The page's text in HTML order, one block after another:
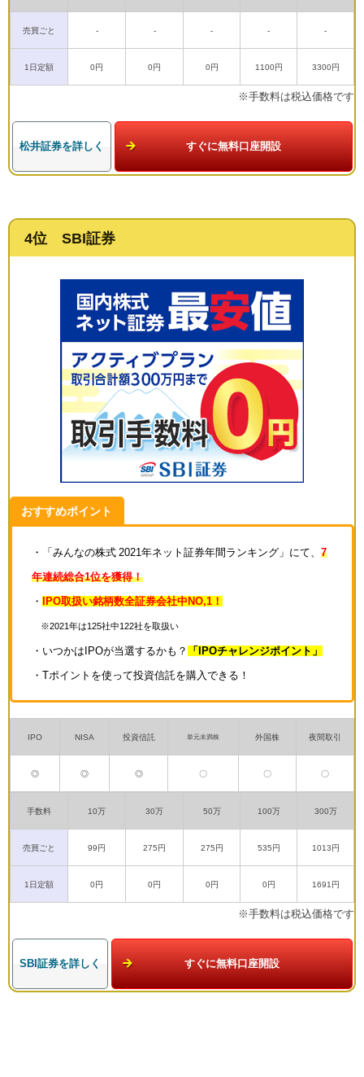
売買ごと - - - - -
1日定額 0円 0円 0円 1100円 3300円
※手数料は税込価格です
松井証券を詳しく すぐに無料口座開設
4位 SBI証券
おすすめポイント
・「みんなの株式 2021年ネット証券年間ランキング」にて、 7
年連続総合1位を獲得！
・ IPO取扱い銘柄数全証券会社中NO,1！
※2021年は125社中122社を取扱い
・いつかはIPOが当選するかも？ 「IPOチャレンジポイント」
・Tポイントを使って投資信託を購入できる！
IPO NISA 投資信託 単元未満株 外国株 夜間取引
◎ ◎ ◎ 〇 〇 〇
手数料 10万 30万 50万 100万 300万
売買ごと 99円 275円 275円 535円 1013円
1日定額 0円 0円 0円 0円 1691円
※手数料は税込価格です
SBI証券を詳しく すぐに無料口座開設